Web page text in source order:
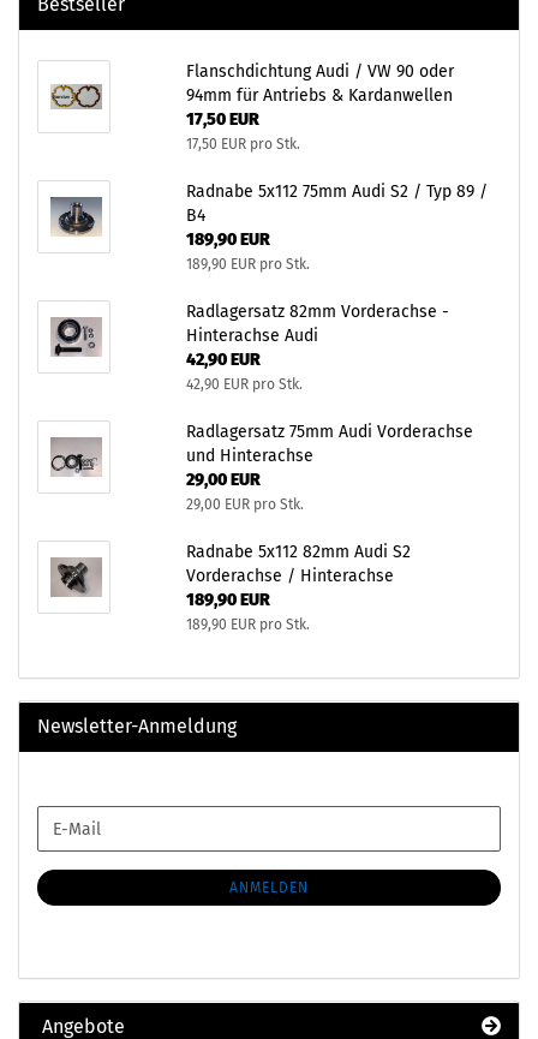
Flanschdichtung Audi / VW 90 oder
94mm für Antriebs & Kardanwellen
17,50 EUR
17,50 EUR pro Stk.
Radnabe 5x112 75mm Audi S2 / Typ 89 /
B4
189,90 EUR
189,90 EUR pro Stk.
Radlagersatz 82mm Vorderachse -
Hinterachse Audi
42,90 EUR
42,90 EUR pro Stk.
Radlagersatz 75mm Audi Vorderachse
und Hinterachse
29,00 EUR
29,00 EUR pro Stk.
Radnabe 5x112 82mm Audi S2
Vorderachse / Hinterachse
189,90 EUR
189,90 EUR pro Stk.
Newsletter-Anmeldung
ZUR
ANMELDUNG
E-
Mail
ANMELDEN
Angebote